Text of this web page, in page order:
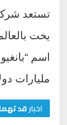
تستعد
يخت
اسم
مليارات
اخبارقد